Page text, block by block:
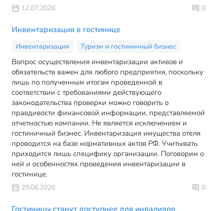
12.07.2026 0
Инвентаризация в гостинице
Инвентаризация Туризм и гостиничный бизнес
Вопрос осуществления инвентаризации активов и
обязательств важен для любого предприятия, поскольку
лишь по полученным итогам проведенной в
соответствии с требованиями действующего
законодательства проверки можно говорить о
правдивости финансовой информации, представляемой
отчетностью компании. Не является исключением и
гостиничный бизнес. Инвентаризация имущества отеля
проводится на базе нормативных актов РФ. Учитывать
приходится лишь специфику организации. Поговорим о
ней и особенностях проведения инвентаризации в
гостинице.
29.06.2026 0